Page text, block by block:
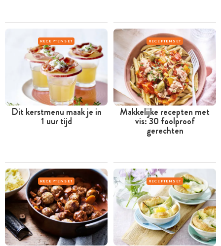
RECEPTENSET
Dit kerstmenu maak je in
1 uur tijd
RECEPTENSET
Makkelijke recepten met
vis: 30 foolproof
gerechten
RECEPTENSET RECEPTENSET